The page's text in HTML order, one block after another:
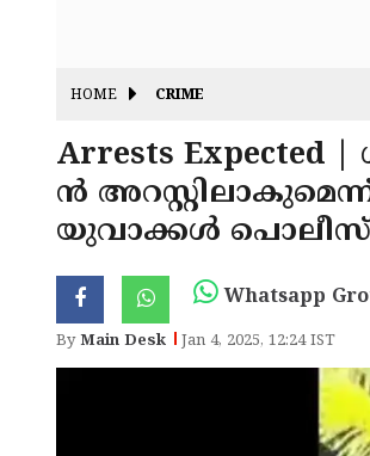
HOME CRIME
Arrests
ൻ
യുവാക്കൾ പൊലീസ്
Whatsapp
ByMain Desk Jan 4, 2025, 12:24 IST